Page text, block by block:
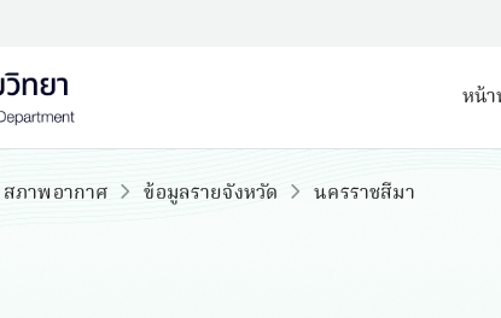
หน้
สภาพอากาศ ข้อมูลรายจังหวัด นครราชสีมา